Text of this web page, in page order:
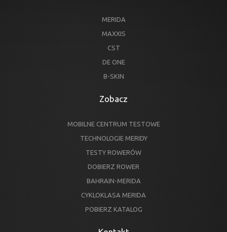
MERIDA
MAXXIS
CST
DE ONE
B-SKIN
Zobacz
MOBILNE CENTRUM TESTOWE
TECHNOLOGIE MERIDY
TESTY ROWERÓW
DOBIERZ ROWER
BAHRAIN-MERIDA
CYKLOKLASA MERIDA
POBIERZ KATALOG